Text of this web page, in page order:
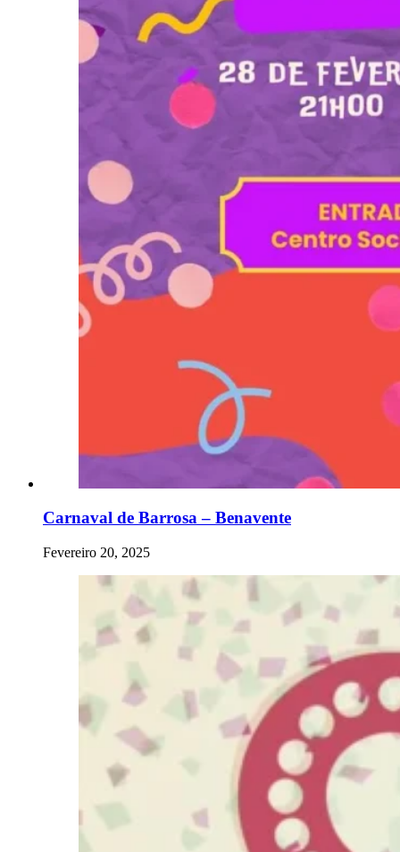
Carnaval de Barrosa – Benavente
Fevereiro 20, 2025